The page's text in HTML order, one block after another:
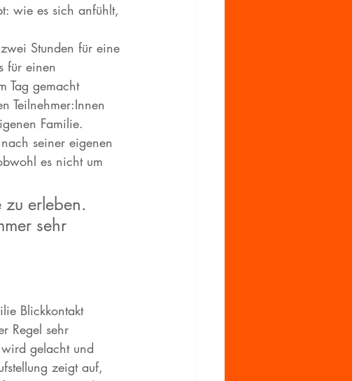
wie es sich anfühlt,
Stunden für eine
für einen
Tag gemacht
Teilnehmer:Innen
Familie.
seiner eigenen
es nicht um
erleben.
sehr
Blickkontakt
Regel sehr
gelacht und
zeigt auf,